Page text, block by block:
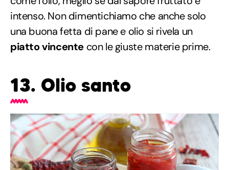
intenso. Non dimentichiamo che anche solo
una buona fetta di pane e olio si rivela un
piatto vincente con le giuste materie prime.
13. Olio santo